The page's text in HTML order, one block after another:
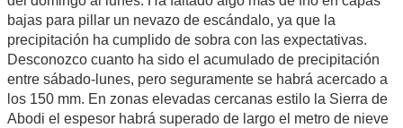
bajas para pillar un nevazo de escándalo, ya que la
precipitación ha cumplido de sobra con las expectativas.
Desconozco cuanto ha sido el acumulado de precipitación
entre sábado-lunes, pero seguramente se habrá acercado a
los 150 mm. En zonas elevadas cercanas estilo la Sierra de
Abodi el espesor habrá superado de largo el metro de nieve